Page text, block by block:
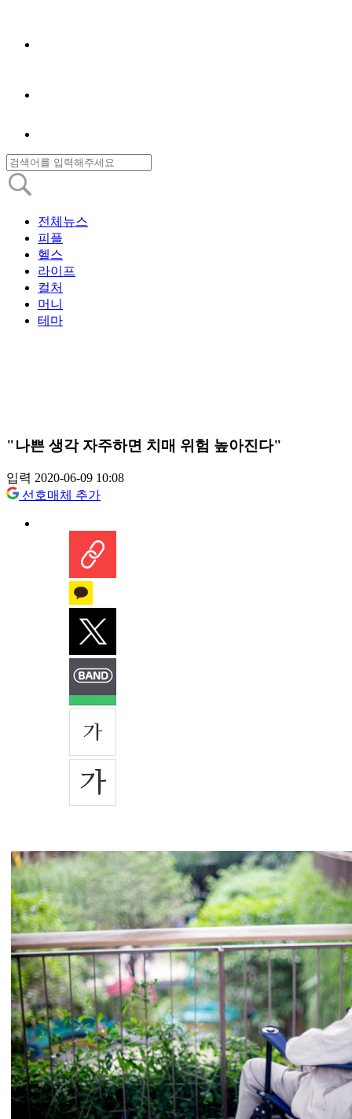
전체뉴스
피플
헬스
라이프
컬처
머니
테마
"나쁜 생각 자주하면 치매 위험 높아진다"
입력 2020-06-09 10:08
선호매체 추가